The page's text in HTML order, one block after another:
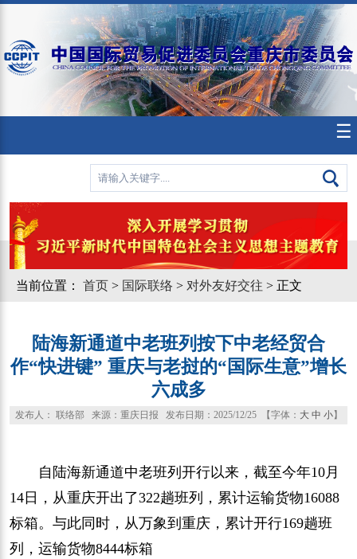
☰
当前位置： 首页 > 国际联络 > 对外友好交往 > 正文
陆海新通道中老班列按下中老经贸合
作“快进键” 重庆与老挝的“国际生意”增长
六成多
发布人： 联络部 来源：重庆日报 发布日期：2025/12/25 【字体： 大 中 小】
自陆海新通道中老班列开行以来，截至今年10月
14日，从重庆开出了322趟班列，累计运输货物16088
标箱。与此同时，从万象到重庆，累计开行169趟班
列，运输货物8444标箱